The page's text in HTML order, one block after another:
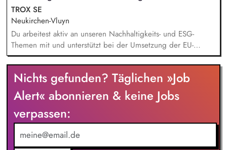
Nachhaltigkeitskommunikation. Du bist in die Erstellung des
Nachhaltigkeitsberichts und die Erhebung entsprechender
Kennzahlen (insb. CO2-Bilanz) eingebunden.
TROX SE
Neukirchen-Vluyn
Du arbeitest aktiv an unseren Nachhaltigkeits- und ESG-
Themen mit und unterstützt bei der Umsetzung der EU-
Taxonomie. Du analysierst Nachhaltigkeitsdaten, bereitest
diese auf und leistest damit einen wichtigen Beitrag zum
Konzernreporting. Du erstellst aussagekräftige Präsentationen
für das Finanzreporting. Du wirkst bei der Einführung einer
modernen Business-Intelligence-Lösung (BI) zur
Digitalisierung unseres Nachhaltigkeitsreportings mit.
Nichts gefunden? Täglichen »Job
Alert« abonnieren & keine Jobs
verpassen: